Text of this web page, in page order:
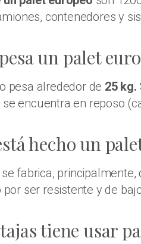
contenedores y
un palet
pesa alrededor de 25 kg.
encuentra en reposo
hecho un
fabrica, principalmente,
ser resistente y de
tiene usar